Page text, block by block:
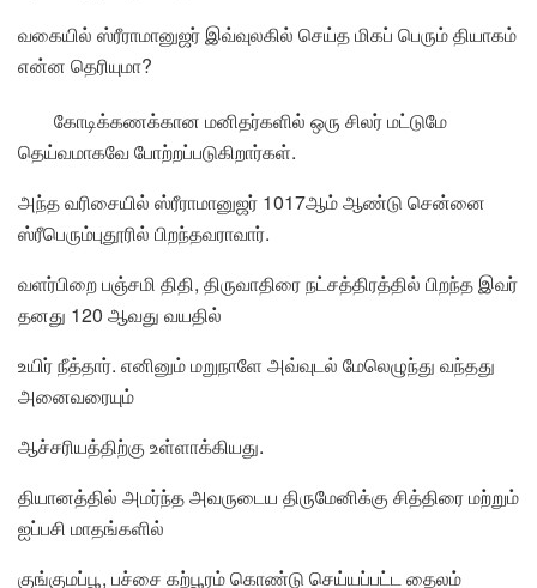
வகையில் ஸ்ரீராமானுஜர் இவ்வுலகில் செய்த மிகப் பெரும் தியாகம்
என்ன தெரியுமா?
கோடிக்கணக்கான மனிதர்களில் ஒரு சிலர் மட்டுமே
தெய்வமாகவே போற்றப்படுகிறார்கள்.
அந்த வரிசையில் ஸ்ரீராமானுஜர் 1017ஆம் ஆண்டு சென்னை
ஸ்ரீபெரும்புதூரில் பிறந்தவராவார்.
வளர்பிறை பஞ்சமி திதி, திருவாதிரை நட்சத்திரத்தில் பிறந்த இவர்
தனது 120 ஆவது வயதில்
உயிர் நீத்தார். எனினும் மறுநாளே அவ்வுடல் மேலெழுந்து வந்தது
அனைவரையும்
ஆச்சரியத்திற்கு உள்ளாக்கியது.
தியானத்தில் அமர்ந்த அவருடைய திருமேனிக்கு சித்திரை மற்றும்
ஐப்பசி மாதங்களில்
குங்குமப்பூ, பச்சை கற்பூரம் கொண்டு செய்யப்பட்ட தைலம்